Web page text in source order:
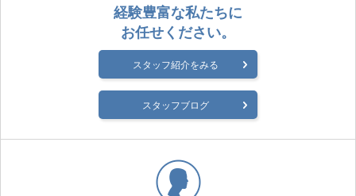
経験豊富な私たちに
お任せください。
スタッフ紹介をみる
スタッフブログ